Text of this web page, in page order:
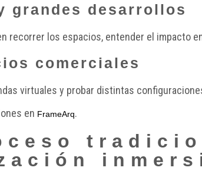
grandes desarrollos
recorrer los espacios, entender el impacto
comerciales
virtuales y probar distintas
en FrameArq.